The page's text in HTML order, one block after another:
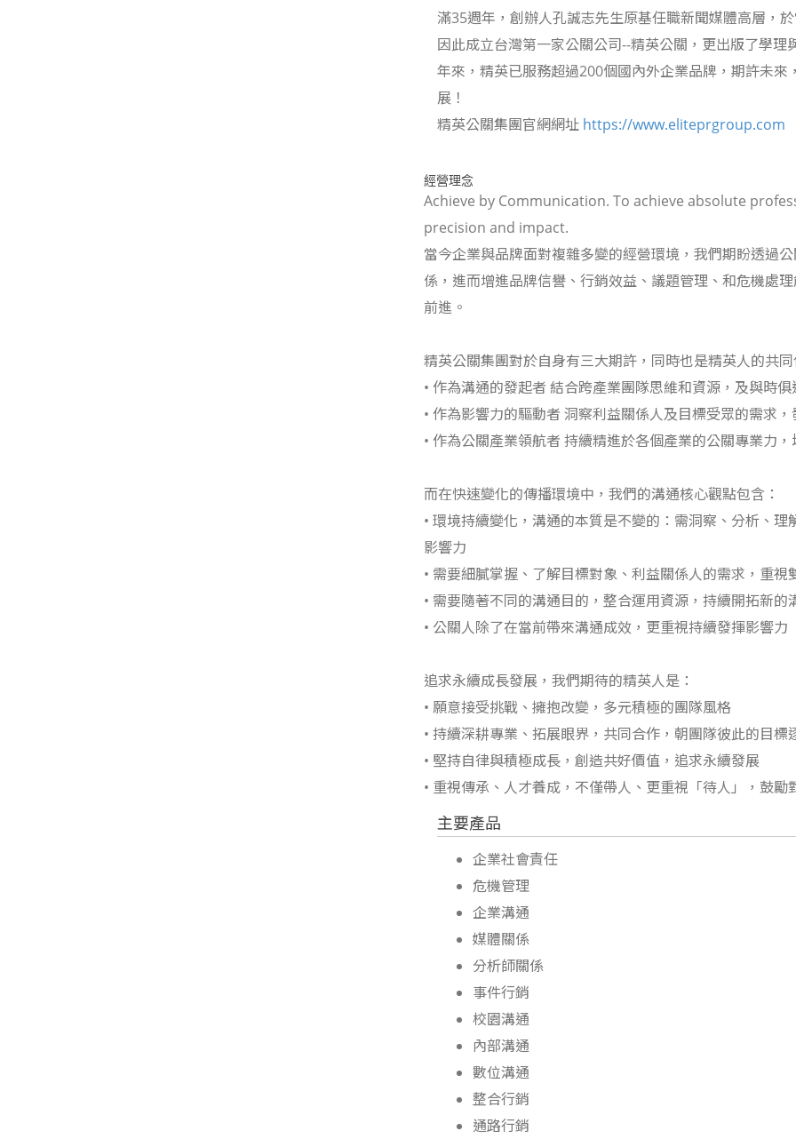
滿35週年，創辦人孔誠志先生原基任職新聞媒體高層，
因此成立台灣第一家公關公司--精英公關，更出版了學
年來，精英已服務超過200個國內外企業品牌，期許未
展！
精英公關集團官網網址 https://www.eliteprgroup.com
經營理念
Achieve by Communication. To achieve absolute
precision and impact.
當今企業與品牌面對複雜多變的經營環境，我們期盼透過
係，進而增進品牌信譽、行銷效益、議題管理、和危機處
前進。
精英公關集團對於自身有三大期許，同時也是精英人的共同
• 作為溝通的發起者 結合跨產業團隊思維和資源，及與時
• 作為影響力的驅動者 洞察利益關係人及目標受眾的需求
• 作為公關產業領航者 持續精進於各個產業的公關專業力
而在快速變化的傳播環境中，我們的溝通核心觀點包含：
• 環境持續變化，溝通的本質是不變的：需洞察、分析、
影響力
• 需要細膩掌握、了解目標對象、利益關係人的需求，重
• 需要隨著不同的溝通目的，整合運用資源，持續開拓新
• 公關人除了在當前帶來溝通成效，更重視持續發揮影響力
追求永續成長發展，我們期待的精英人是：
• 願意接受挑戰、擁抱改變，多元積極的團隊風格
• 持續深耕專業、拓展眼界，共同合作，朝團隊彼此的目標
• 堅持自律與積極成長，創造共好價值，追求永續發展
• 重視傳承、人才養成，不僅帶人、更重視「待人」，鼓
主要產品
企業社會責任
危機管理
企業溝通
媒體關係
分析師關係
事件行銷
校園溝通
內部溝通
數位溝通
整合行銷
通路行銷